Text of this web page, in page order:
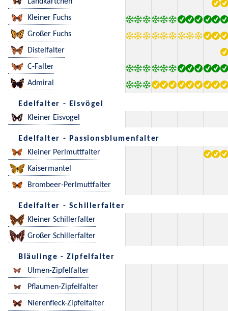
Kleiner Fuchs
Großer Fuchs
Distelfalter
C-Falter
Admiral
Edelfalter - Eisvögel
Kleiner Eisvogel
Edelfalter - Passionsblumenfalter
Kleiner Perlmuttfalter
Kaisermantel
Brombeer-Perlmuttfalter
Edelfalter - Schillerfalter
Kleiner Schillerfalter
Großer Schillerfalter
Bläulinge - Zipfelfalter
Ulmen-Zipfelfalter
Pflaumen-Zipfelfalter
Nierenfleck-Zipfelfalter